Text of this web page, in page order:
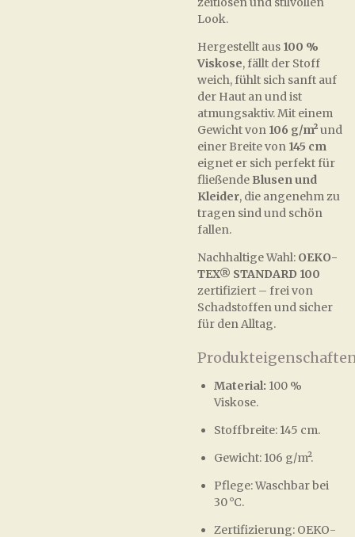
Look.
Hergestellt aus 100 %
Viskose, fällt der Stoff
weich, fühlt sich sanft auf
der Haut an und ist
atmungsaktiv. Mit einem
Gewicht von 106 g/m²und
einer Breite von 145 cm
eignet er sich perfekt für
fließende Blusen und
Kleider, die angenehm zu
tragen sind und schön
fallen.
Nachhaltige Wahl: OEKO-
TEX® STANDARD 100
zertifiziert – frei von
Schadstoffen und sicher
für den Alltag.
Material: 100 %
Viskose.
Stoffbreite: 145 cm.
Gewicht: 106 g/m².
Pflege: Waschbar bei
30 °C.
Zertifizierung: OEKO-